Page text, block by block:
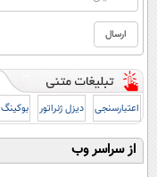
اعتبارسنجی دیزل ژنراتور بوکینگ
از سراسر وب